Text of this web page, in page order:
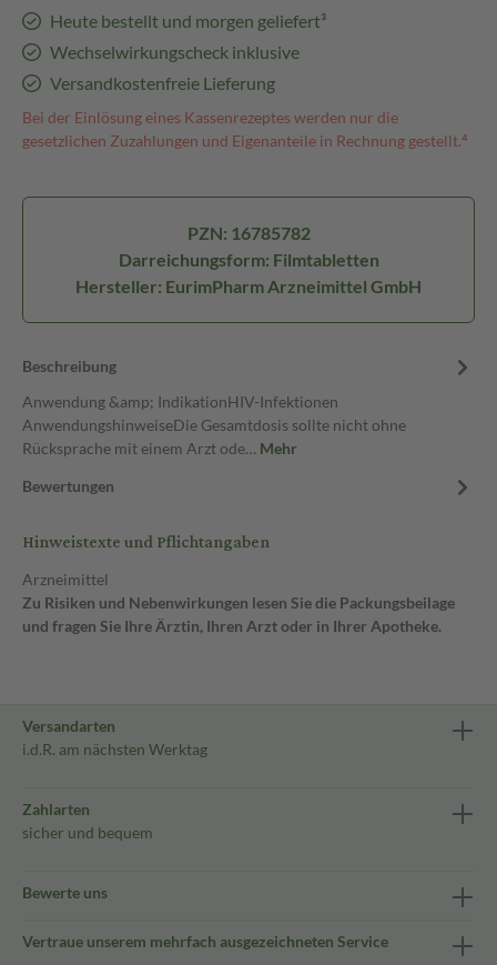
Heute bestellt und morgen geliefert³
Wechselwirkungscheck inklusive
Versandkostenfreie Lieferung
Bei der Einlösung eines Kassenrezeptes werden nur die
gesetzlichen Zuzahlungen und Eigenanteile in Rechnung gestellt.⁴
PZN: 16785782
Darreichungsform: Filmtabletten
Hersteller: EurimPharm Arzneimittel GmbH
Beschreibung
Anwendung &amp; IndikationHIV-Infektionen
AnwendungshinweiseDie Gesamtdosis sollte nicht ohne
Rücksprache mit einem Arzt ode… Mehr
Bewertungen
Hinweistexte und Pflichtangaben
Arzneimittel
Zu Risiken und Nebenwirkungen lesen Sie die Packungsbeilage
und fragen Sie Ihre Ärztin, Ihren Arzt oder in Ihrer Apotheke.
Versandarten
i.d.R. am nächsten Werktag
Zahlarten
sicher und bequem
Bewerte uns
Vertraue unserem mehrfach ausgezeichneten Service